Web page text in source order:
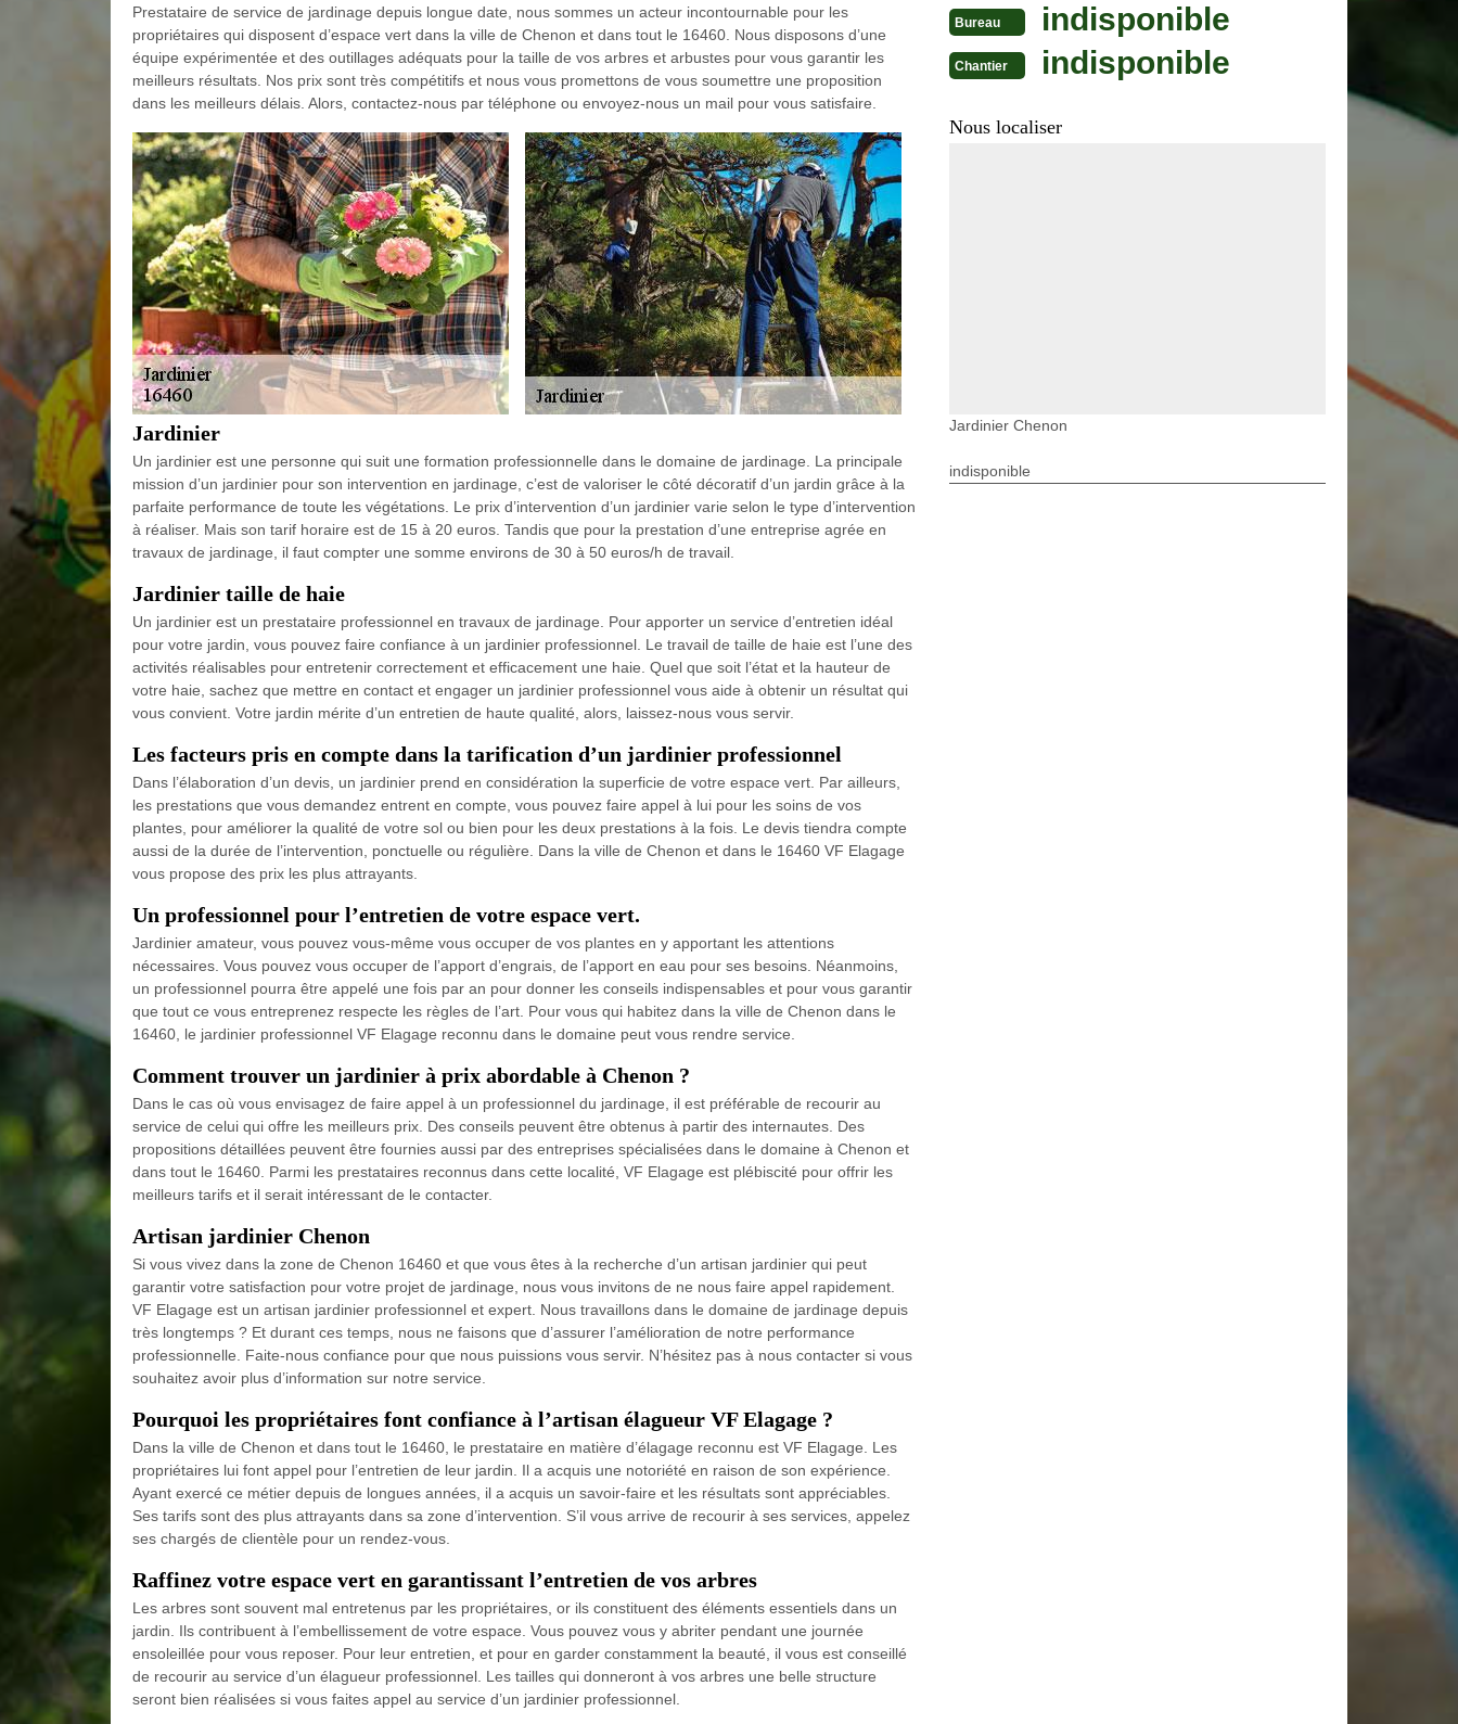
Prestataire de service de jardinage depuis longue date, nous sommes un acteur incontournable pour les
propriétaires qui disposent d’espace vert dans la ville de Chenon et dans tout le 16460. Nous disposons d’une
équipe expérimentée et des outillages adéquats pour la taille de vos arbres et arbustes pour vous garantir les
meilleurs résultats. Nos prix sont très compétitifs et nous vous promettons de vous soumettre une proposition
dans les meilleurs délais. Alors, contactez-nous par téléphone ou envoyez-nous un mail pour vous satisfaire.
Jardinier
Un jardinier est une personne qui suit une formation professionnelle dans le domaine de jardinage. La principale
mission d’un jardinier pour son intervention en jardinage, c’est de valoriser le côté décoratif d’un jardin grâce à la
parfaite performance de toute les végétations. Le prix d’intervention d’un jardinier varie selon le type d’intervention
à réaliser. Mais son tarif horaire est de 15 à 20 euros. Tandis que pour la prestation d’une entreprise agrée en
travaux de jardinage, il faut compter une somme environs de 30 à 50 euros/h de travail.
Jardinier taille de haie
Un jardinier est un prestataire professionnel en travaux de jardinage. Pour apporter un service d’entretien idéal
pour votre jardin, vous pouvez faire confiance à un jardinier professionnel. Le travail de taille de haie est l’une des
activités réalisables pour entretenir correctement et efficacement une haie. Quel que soit l’état et la hauteur de
votre haie, sachez que mettre en contact et engager un jardinier professionnel vous aide à obtenir un résultat qui
vous convient. Votre jardin mérite d’un entretien de haute qualité, alors, laissez-nous vous servir.
Les facteurs pris en compte dans la tarification d’un jardinier professionnel
Dans l’élaboration d’un devis, un jardinier prend en considération la superficie de votre espace vert. Par ailleurs,
les prestations que vous demandez entrent en compte, vous pouvez faire appel à lui pour les soins de vos
plantes, pour améliorer la qualité de votre sol ou bien pour les deux prestations à la fois. Le devis tiendra compte
aussi de la durée de l’intervention, ponctuelle ou régulière. Dans la ville de Chenon et dans le 16460 VF Elagage
vous propose des prix les plus attrayants.
Un professionnel pour l’entretien de votre espace vert.
Jardinier amateur, vous pouvez vous-même vous occuper de vos plantes en y apportant les attentions
nécessaires. Vous pouvez vous occuper de l’apport d’engrais, de l’apport en eau pour ses besoins. Néanmoins,
un professionnel pourra être appelé une fois par an pour donner les conseils indispensables et pour vous garantir
que tout ce vous entreprenez respecte les règles de l’art. Pour vous qui habitez dans la ville de Chenon dans le
16460, le jardinier professionnel VF Elagage reconnu dans le domaine peut vous rendre service.
Comment trouver un jardinier à prix abordable à Chenon ?
Dans le cas où vous envisagez de faire appel à un professionnel du jardinage, il est préférable de recourir au
service de celui qui offre les meilleurs prix. Des conseils peuvent être obtenus à partir des internautes. Des
propositions détaillées peuvent être fournies aussi par des entreprises spécialisées dans le domaine à Chenon et
dans tout le 16460. Parmi les prestataires reconnus dans cette localité, VF Elagage est plébiscité pour offrir les
meilleurs tarifs et il serait intéressant de le contacter.
Artisan jardinier Chenon
Si vous vivez dans la zone de Chenon 16460 et que vous êtes à la recherche d’un artisan jardinier qui peut
garantir votre satisfaction pour votre projet de jardinage, nous vous invitons de ne nous faire appel rapidement.
VF Elagage est un artisan jardinier professionnel et expert. Nous travaillons dans le domaine de jardinage depuis
très longtemps ? Et durant ces temps, nous ne faisons que d’assurer l’amélioration de notre performance
professionnelle. Faite-nous confiance pour que nous puissions vous servir. N’hésitez pas à nous contacter si vous
souhaitez avoir plus d’information sur notre service.
Pourquoi les propriétaires font confiance à l’artisan élagueur VF Elagage ?
Dans la ville de Chenon et dans tout le 16460, le prestataire en matière d’élagage reconnu est VF Elagage. Les
propriétaires lui font appel pour l’entretien de leur jardin. Il a acquis une notoriété en raison de son expérience.
Ayant exercé ce métier depuis de longues années, il a acquis un savoir-faire et les résultats sont appréciables.
Ses tarifs sont des plus attrayants dans sa zone d’intervention. S’il vous arrive de recourir à ses services, appelez
ses chargés de clientèle pour un rendez-vous.
Raffinez votre espace vert en garantissant l’entretien de vos arbres
Les arbres sont souvent mal entretenus par les propriétaires, or ils constituent des éléments essentiels dans un
jardin. Ils contribuent à l’embellissement de votre espace. Vous pouvez vous y abriter pendant une journée
ensoleillée pour vous reposer. Pour leur entretien, et pour en garder constamment la beauté, il vous est conseillé
de recourir au service d’un élagueur professionnel. Les tailles qui donneront à vos arbres une belle structure
seront bien réalisées si vous faites appel au service d’un jardinier professionnel.
Bureau indisponible
Chantier indisponible
Nous localiser
Jardinier Chenon
indisponible